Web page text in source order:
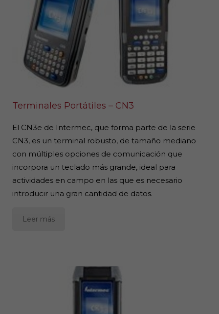
Terminales Portátiles – CN3
El CN3e de Intermec, que forma parte de la serie
CN3, es un terminal robusto, de tamaño mediano
con múltiples opciones de comunicación que
incorpora un teclado más grande, ideal para
actividades en campo en las que es necesario
introducir una gran cantidad de datos.
Leer más